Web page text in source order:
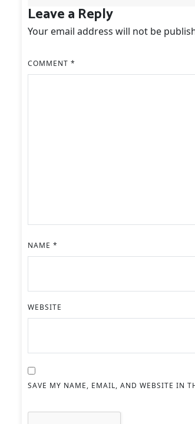
Leave a Reply
Your email address will not be
COMMENT *
NAME *
WEBSITE
SAVE MY NAME, EMAIL, AND WEBSITE IN